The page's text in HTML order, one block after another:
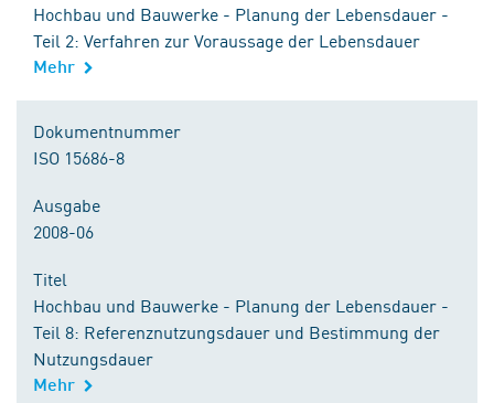
Hochbau und Bauwerke - Planung der Lebensdauer -
Teil 2: Verfahren zur Voraussage der Lebensdauer
Mehr
Dokumentnummer
ISO 15686-8
Ausgabe
2008-06
Titel
Hochbau und Bauwerke - Planung der Lebensdauer -
Teil 8: Referenznutzungsdauer und Bestimmung der
Nutzungsdauer
Mehr